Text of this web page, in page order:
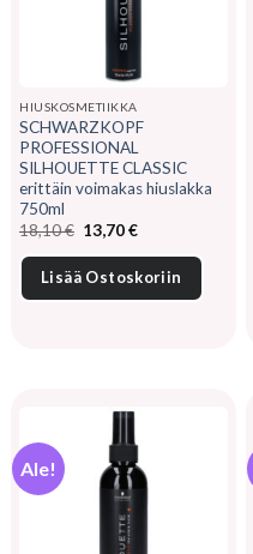
HIUSKOSMETIIKKA
SCHWARZKOPF
PROFESSIONAL
SILHOUETTE CLASSIC
erittäin voimakas hiuslakka
750ml
18,10€ Alkuperäinen
hinta
oli:
18,10 €.
13,70€Nykyinen
on:
13,70 €.
Lisää Ostoskoriin
Ale!